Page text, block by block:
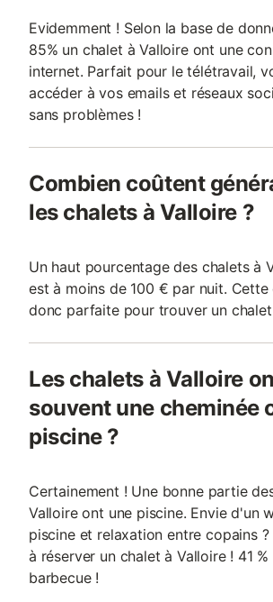
Evidemment ! Selon la base de
85% un chalet à Valloire ont une
internet. Parfait pour le télétravail,
accéder à vos emails et réseaux
sans problèmes !
Combien coûtent
les chalets à Valloire ?
Un haut pourcentage des chalets à
est à moins de 100 € par nuit.
donc parfaite pour trouver un
Les chalets à Valloire
souvent une cheminée
piscine ?
Certainement ! Une bonne partie
Valloire ont une piscine. Envie d'un
piscine et relaxation entre copains
à réserver un chalet à Valloire ! 41
barbecue !